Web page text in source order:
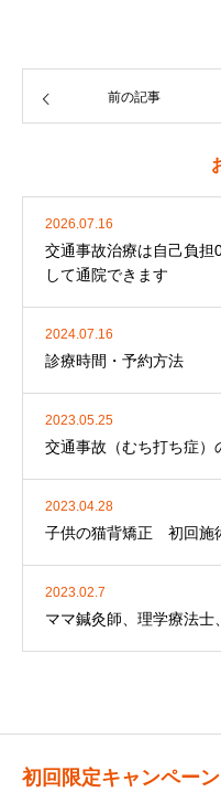
前の記事
2026.07.16
交通事故治療は自己負
して通院できます
2024.07.16
診療時間・予約方法
2023.05.25
交通事故（むち打ち症）
2023.04.28
子供の猫背矯正 初回施
2023.02.7
ママ鍼灸師、理学療法士
初回限定キャンペーン